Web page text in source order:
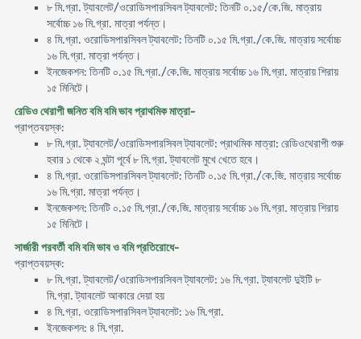
৮ মি.গ্রা. ট্যাবলেট/ওরোডিসপারসিবল ট্যাবলেট: তিনটি ০.১৫/কে.জি. মাত্রায়
সর্বোচ্চ ১৬ মি.গ্রা. মাত্রা পর্যন্ত।
৪ মি.গ্রা. ওরোডিসপারসিবল ট্যাবলেট: তিনটি ০.১৫ মি.গ্রা./কে.জি. মাত্রায় সর্বোচ্চ
১৬ মি.গ্রা. মাত্রা পর্যন্ত।
ইনজেকশন: তিনটি ০.১৫ মি.গ্রা./কে.জি. মাত্রায় সর্বোচ্চ ১৬ মি.গ্রা. মাত্রায় শিরায়
১৫ মিনিটে।
রেডিও থেরাপী জনিত বমি বমি ভাব প্রাথমিক মাত্রা-
প্রাপ্তবয়স্ক:
৮ মি.গ্রা. ট্যাবলেট/ওরোডিসপারসিবল ট্যাবলেট: প্রাথমিক মাত্রা: রেডিওথেরাপী শুরু
হবার ১ থেকে ২ ঘন্টা পূর্বে ৮ মি.গ্রা. ট্যাবলেট মুখে খেতে হবে।
৪ মি.গ্রা. ওরোডিসপারসিবল ট্যাবলেট: তিনটি ০.১৫ মি.গ্রা./কে.জি. মাত্রায় সর্বোচ্চ
১৬ মি.গ্রা. মাত্রা পর্যন্ত।
ইনজেকশন: তিনটি ০.১৫ মি.গ্রা./কে.জি. মাত্রায় সর্বোচ্চ ১৬ মি.গ্রা. মাত্রায় শিরায়
১৫ মিনিটে।
সার্জারী পরবর্তী বমি বমি ভাব ও বমি প্রতিরােধে-
প্রাপ্তবয়স্ক:
৮ মি.গ্রা. ট্যাবলেট/ওরোডিসপারসিবল ট্যাবলেট: ১৬ মি.গ্রা. ট্যাবলেট দুইটি ৮
মি.গ্রা. ট্যাবলেট আকারে দেয়া হয়
৪ মি.গ্রা. ওরোডিসপারসিবল ট্যাবলেট: ১৬ মি.গ্রা.
ইনজেকশন: ৪ মি.গ্রা.